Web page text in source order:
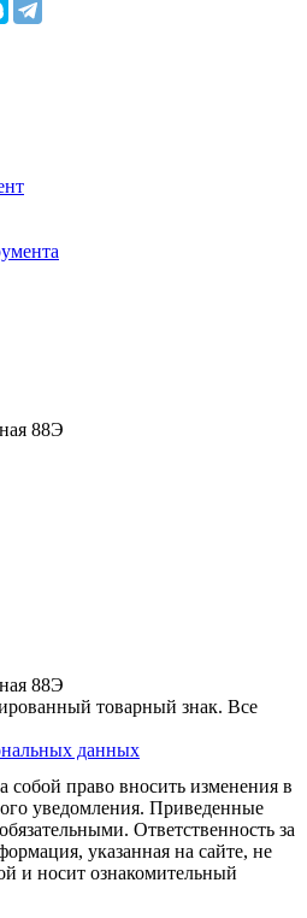
88Э
88Э
товарный знак. Все
данных
собой право вносить изменения в
уведомления. Приведенные
Ответственность за
указанная на сайте, не
и носит ознакомительный